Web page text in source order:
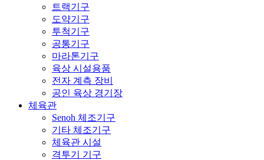
트랙기구
도약기구
투척기구
공통기구
마라톤기구
육상 시설용품
전자 계측 장비
공인 육상 경기장
체육관
Senoh 체조기구
기타 체조기구
체육관 시설
격투기 기구